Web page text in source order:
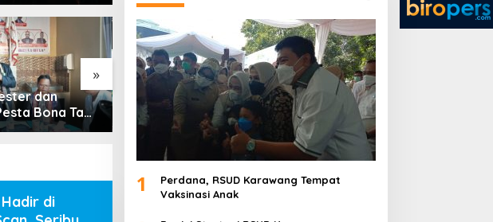
»
dan
Bona Taon
Cabang
RSUD Karawang Raih
Predikat Paripurna dari
Kemenkes RI
Rakercab II PPTSB
Karawang Hasilkan Tiga
Point Aturan dari Seksi
Adat
di
1
Perdana, RSUD Karawang Tempat
Vaksinasi Anak